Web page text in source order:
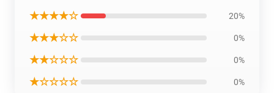
★★★★☆ 20%
★★★☆☆ 0%
★★☆☆☆ 0%
★☆☆☆☆ 0%